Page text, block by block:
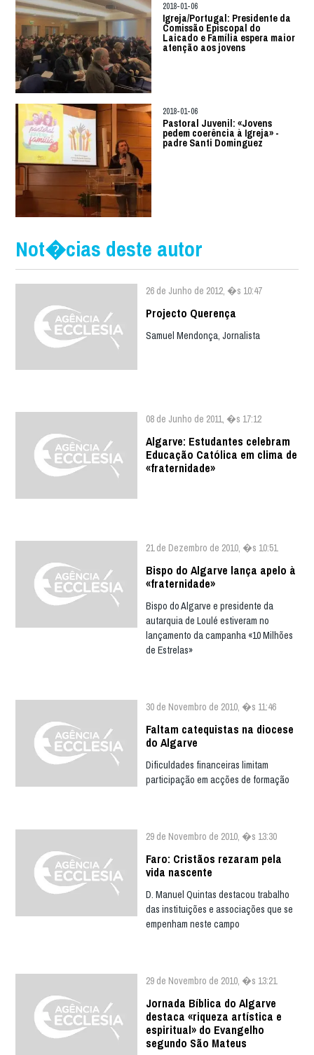
2018-01-06
Igreja/Portugal: Presidente da
Comissão Episcopal do
Laicado e Família espera maior
atenção aos jovens
2018-01-06
Pastoral Juvenil: «Jovens
pedem coerência à Igreja» -
padre Santi Dominguez
Not�cias deste autor
26 de Junho de 2012, �s 10:47
Projecto Querença
Samuel Mendonça, Jornalista
08 de Junho de 2011, �s 17:12
Algarve: Estudantes celebram
Educação Católica em clima de
«fraternidade»
21 de Dezembro de 2010, �s 10:51
Bispo do Algarve lança apelo à
«fraternidade»
Bispo do Algarve e presidente da
autarquia de Loulé estiveram no
lançamento da campanha «10 Milhões
de Estrelas»
30 de Novembro de 2010, �s 11:46
Faltam catequistas na diocese
do Algarve
Dificuldades financeiras limitam
participação em acções de formação
29 de Novembro de 2010, �s 13:30
Faro: Cristãos rezaram pela
vida nascente
D. Manuel Quintas destacou trabalho
das instituições e associações que se
empenham neste campo
29 de Novembro de 2010, �s 13:21
Jornada Bíblica do Algarve
destaca «riqueza artística e
espiritual» do Evangelho
segundo São Mateus